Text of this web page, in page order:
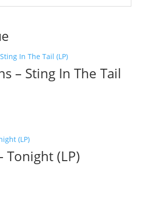
– Sting In The Tail
Tonight (LP)